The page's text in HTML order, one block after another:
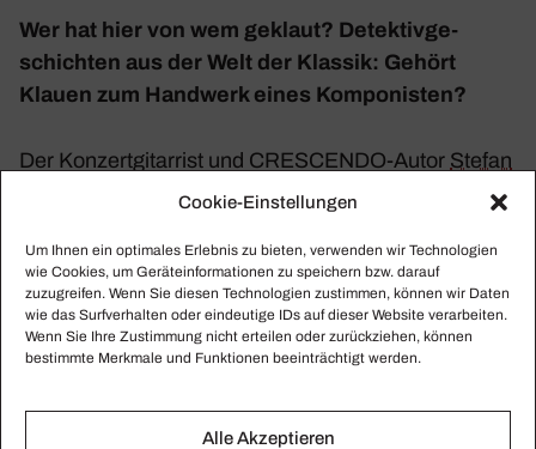
Cookie-Einstellungen
Um Ihnen ein optimales Erlebnis zu bieten, verwenden wir Technologien
wie Cookies, um Geräteinformationen zu speichern bzw. darauf
zuzugreifen. Wenn Sie diesen Technologien zustimmen, können wir Daten
wie das Surfverhalten oder eindeutige IDs auf dieser Website verarbeiten.
Wenn Sie Ihre Zustimmung nicht erteilen oder zurückziehen, können
bestimmte Merkmale und Funktionen beeinträchtigt werden.
Alle Akzeptieren
Wer hat hier von wem geklaut? Detek­tiv­ge­
schichten aus der Welt der Klassik: Gehört
Klauen zum Hand­werk eines Kompo­nisten?
Der Konzert­gi­tar­rist und CRESCENDO-Autor Stefan
begibt sich auf Spuren­suche. Er geht verdäch­
offen­sicht­liche Indi­zien und ermit­telt, wer sich wann
und wo die ein oder andere Melodie geborgt hat.
Packend und augen­zwin­kernd entdeckt Stefan Sell
hörens­werte Dieb­stähle der Musik­ge­schichte.
Fotos: Julia Wesely